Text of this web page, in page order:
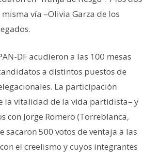
vía –Olivia Garza de los
DF acudieron a las 100 mesas
a distintos puestos de
La participación
la vitalidad de la vida partidista– y
Jorge Romero (Torreblanca,
sacaron 500 votos de ventaja a las
el creelismo y cuyos integrantes